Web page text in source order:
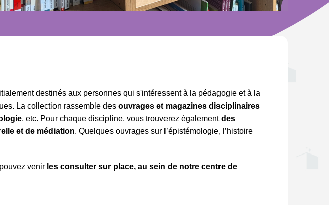
destinés aux personnes qui s'intéressent à la pédagogie et à la
La collection rassemble des ouvrages et magazines disciplinaires
, etc. Pour chaque discipline, vous trouverez également des
et de médiation. Quelques ouvrages sur l’épistémologie, l’histoire
venir les consulter sur place, au sein de notre centre de